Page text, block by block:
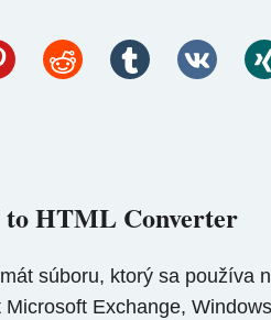
to HTML Converter
súboru, ktorý sa
Exchange,